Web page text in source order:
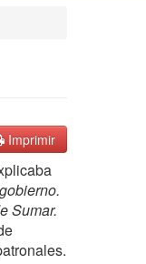
Imprimir
Sumar.